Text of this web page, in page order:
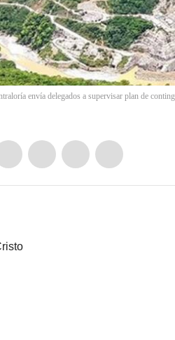
envía delegados a supervisar plan de